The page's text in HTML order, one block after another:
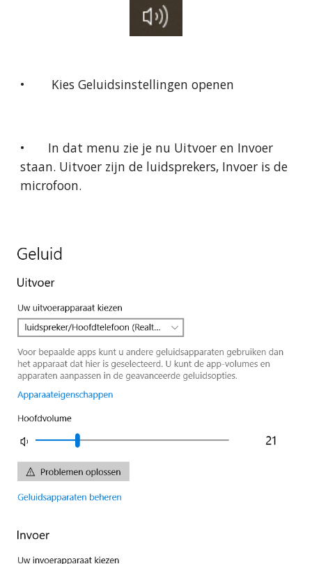
• Kies Geluidsinstellingen openen
•
In dat menu zie je nu Uitvoer en Invoer
staan. Uitvoer zijn de luidsprekers, Invoer is de
microfoon.